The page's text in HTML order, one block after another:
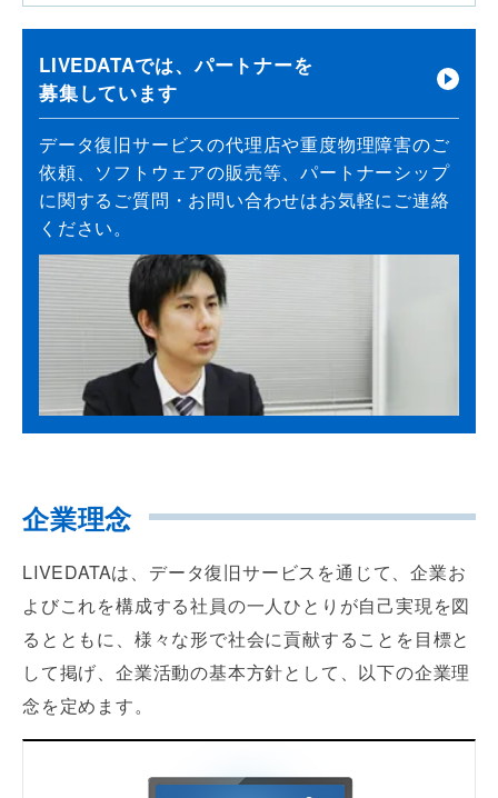
LIVEDATAでは、パートナーを
募集しています
データ復旧サービスの代理店や重度物理障害のご
依頼、ソフトウェアの販売等、パートナーシップ
に関するご質問・お問い合わせはお気軽にご連絡
ください。
企業理念
LIVEDATAは、データ復旧サービスを通じて、企業お
よびこれを構成する社員の一人ひとりが自己実現を図
るとともに、様々な形で社会に貢献することを目標と
して掲げ、企業活動の基本方針として、以下の企業理
念を定めます。